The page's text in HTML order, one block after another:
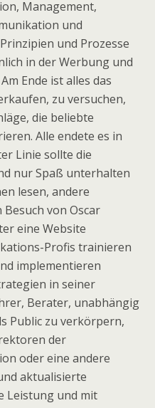
Management,
und
und Prozesse
in der Werbung und
Ende ist alles das
zu versuchen,
die beliebte
Alle endete es in
Linie sollte die
nur Spaß unterhalten
lesen, andere
von Oscar
eine Website
Profis trainieren
implementieren
in seiner
Berater, unabhängig
Public zu verkörpern,
der
oder eine andere
aktualisierte
Leistung und mit